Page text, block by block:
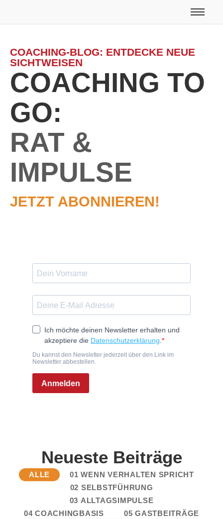
COACHING-BLOG: ENTDECKE NEUE
SICHTWEISEN
COACHING TO
GO:
RAT &
IMPULSE
JETZT ABONNIEREN!
Neueste Beiträge
01 WENN VERHALTEN SPRICHT
02 SELBSTFÜHRUNG
03 ALLTAGSIMPULSE
04 COACHINGBASIS
05 GASTBEITRÄGE
ALLE